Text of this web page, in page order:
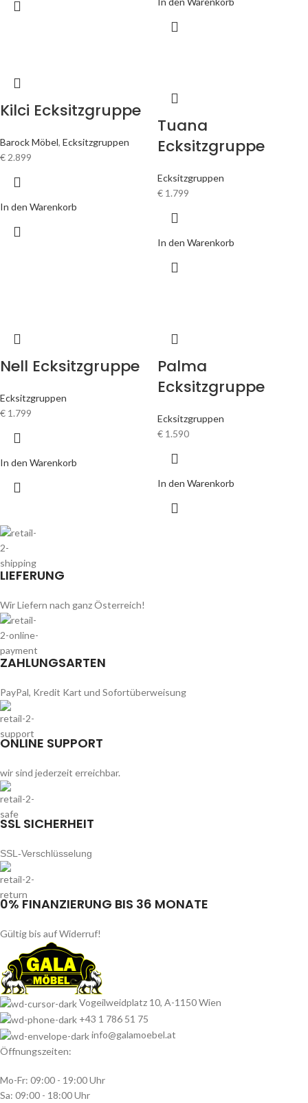
Kilci Ecksitzgruppe
Barock Möbel, Ecksitzgruppen
€2.899
In den Warenkorb
Tuana
Ecksitzgruppe
Ecksitzgruppen
€ 1.799
In den Warenkorb
Nell Ecksitzgruppe
Ecksitzgruppen
€ 1.799
In den Warenkorb
Palma
Ecksitzgruppe
Ecksitzgruppen
€ 1.590
In den Warenkorb
LIEFERUNG
Wir Liefern nach ganz Österreich!
ZAHLUNGSARTEN
PayPal, Kredit Kart und Sofortüberweisung
ONLINE SUPPORT
wir sind jederzeit erreichbar.
SSL SICHERHEIT
SSL-Verschlüsselung
0% FINANZIERUNG BIS 36 MONATE
Gültig bis auf Widerruf!
Vogeilweidplatz 10, A-1150 Wien
+43 1 786 51 75
info@galamoebel.at
Öffnungszeiten:
Mo-Fr: 09:00 - 19:00 Uhr
Sa: 09:00 - 18:00 Uhr